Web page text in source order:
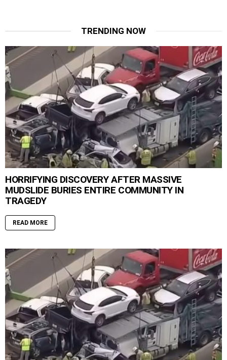
TRENDING NOW
HORRIFYING DISCOVERY AFTER MASSIVE
MUDSLIDE BURIES ENTIRE COMMUNITY IN
TRAGEDY
READ MORE